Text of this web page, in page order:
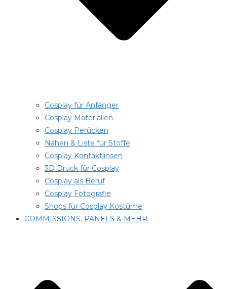
Cosplay für Anfänger
Cosplay Materialien
Cosplay Perücken
Nähen & Liste für Stoffe
Cosplay Kontaktlinsen
3D Druck für Cosplay
Cosplay als Beruf
Cosplay Fotografie
Shops für Cosplay Kostüme
COMMISSIONS, PANELS & MEHR